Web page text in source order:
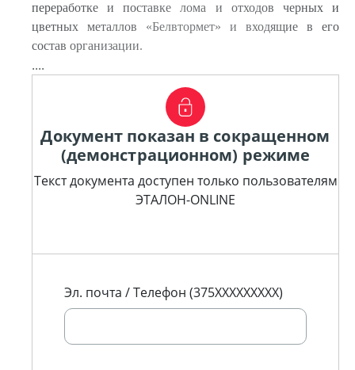
переработке и поставке лома и отходов черных и
цветных металлов «Белвтормет» и входящие в его
состав организации.
....
Документ показан в сокращенном
(демонстрационном) режиме
Текст документа доступен только пользователям
ЭТАЛОН-ONLINE
Эл. почта / Телефон (375XXXXXXXXX)